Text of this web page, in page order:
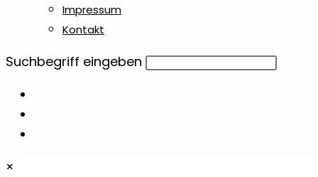
Impressum
Kontakt
Diese
durchsuchen
Suchbegriff eingeben
×